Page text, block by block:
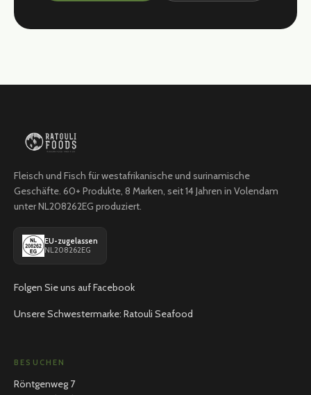
Fleisch und Fisch für westafrikanische und surinamische
Geschäfte. 60+ Produkte, 8 Marken, seit 14 Jahren in Volendam
unter NL208262EG produziert.
EU-zugelassen
NL208262EG
Folgen Sie uns auf Facebook
Unsere Schwestermarke: Ratouli Seafood
BESUCHEN
Röntgenweg 7